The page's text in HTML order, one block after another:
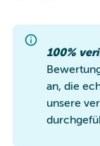
100%
an, die
unsere